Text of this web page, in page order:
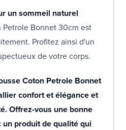
un sommeil naturel
Petrole Bonnet 30cm est
Profitez ainsi d'un
de votre corps.
Coton Petrole Bonnet
confort et élégance et
Offrez-vous une bonne
produit de qualité qui